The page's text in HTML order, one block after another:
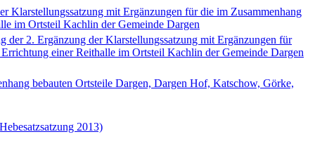
Klarstellungssatzung mit Ergänzungen für die im Zusammenhang
im Ortsteil Kachlin der Gemeinde Dargen
der 2. Ergänzung der Klarstellungssatzung mit Ergänzungen für
einer Reithalle im Ortsteil Kachlin der Gemeinde Dargen
bebauten Ortsteile Dargen, Dargen Hof, Katschow, Görke,
2013)